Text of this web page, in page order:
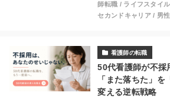
師転職 / ライフスタイル
セカンドキャリア/ 男
看護師の転職
50代看護師が不採
「また落ちた」
変える逆転戦略